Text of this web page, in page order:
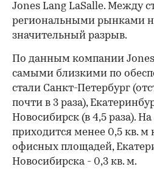
Jones Lang LaSalle. Между
региональными рынками
значительный разрыв.
По данным компании Jones
самыми близкими по
стали Санкт-Петербург
почти в 3 раза),
Новосибирск (в 4,5 раза).
приходится менее 0,5 кв. м
офисных площадей,
Новосибирска - 0,3 кв. м.